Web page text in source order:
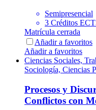
Semipresencial
3 Créditos
Matrícula cerrada
Añadir a favoritos
Añadir a favoritos
Ciencias Sociales,
Sociología, Ciencias
Procesos y
Conflictos con